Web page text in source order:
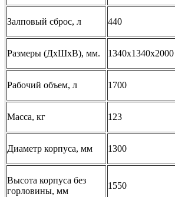
Залповый сброс, л 440
Размеры (ДхШхВ), мм. 1340х1340х2000
Рабочий объем, л 1700
Масса, кг 123
Диаметр корпуса, мм 1300
Высота корпуса без
горловины, мм
1550